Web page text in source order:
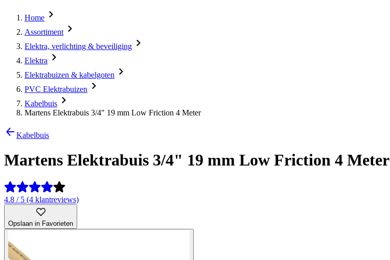
Home
Assortiment
Elektra, verlichting & beveiliging
Elektra
Elektrabuizen & kabelgoten
PVC Elektrabuizen
Kabelbuis
Martens Elektrabuis 3/4" 19 mm Low Friction 4 Meter
Kabelbuis
Martens Elektrabuis 3/4" 19 mm Low Friction 4 Meter
4.8 / 5 (4 klantreviews)
Opslaan in Favorieten